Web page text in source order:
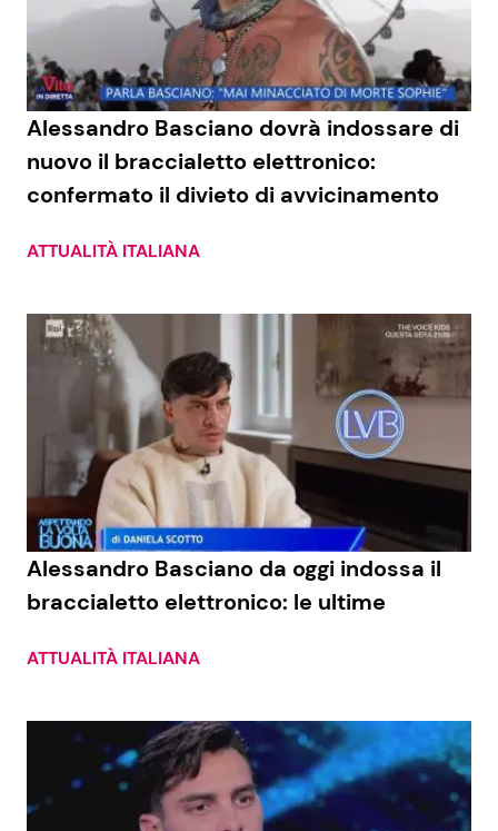
Economia
Persone Scomparse
Fiction e Serie TV
Programmi TV
Soap Opera
News Cinema
News Musica
News Spettacolo
News dal mondo
Benessere
Casa
Moda e Style
Mondo Mamma
News benessere
Cucina e Ricette
Consigli di Cucina
Le Ricette in TV
Primi Piatti
Alessandro Basciano dovrà indossare di
nuovo il braccialetto elettronico:
confermato il divieto di avvicinamento
ATTUALITÀ ITALIANA
Alessandro Basciano da oggi indossa il
braccialetto elettronico: le ultime
ATTUALITÀ ITALIANA